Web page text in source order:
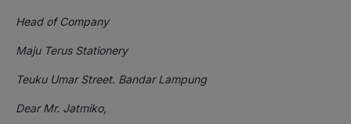
Head of Company
Maju Terus Stationery
Teuku Umar Street. Bandar Lampung
Dear Mr. Jatmiko,